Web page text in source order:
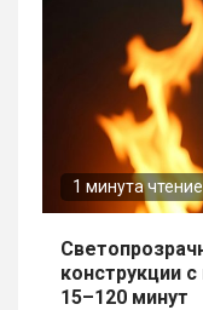
1 минута чтение
конструкции
15–120 минут